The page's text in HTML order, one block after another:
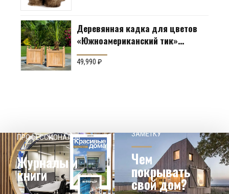
Деревянная кадка для цветов
«Южноамериканский тик»
Производство: Англия
49,990₽
ПРОФЕССИОНАЛОВ
Журналы и
книги
ЗАМЕТКУ
Чем
покрывать
свой дом?